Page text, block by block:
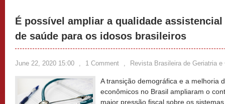
É possível ampliar a qualidade
de saúde para os idosos brasileiros
June 22, 2020 15:00 , 1 Comment , Revista Brasileira de Geriatria e
A transição demográfica e a melhoria
econômicos no Brasil ampliaram o
maior pressão fiscal sobre os